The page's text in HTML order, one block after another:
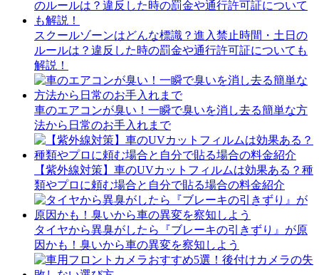
スクールゾーンはどんな標識？進入禁止時間・土日の
ルールは？違反した時の罰金や通行許可証についても
解説！
車のエアコンが臭い！一瞬で臭いを消し去る簡単な方
法から日常のお手入れまで
【紫外線対策】車のUVカットフィルムは効果ある？種
類やプロに頼む場合と自分で貼る場合の料金紹介
タイヤから異臭がしたら『ブレーキの引きずり』が原
因かも！臭いから車の異変を察知しよう